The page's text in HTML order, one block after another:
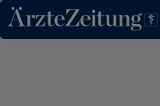
Direkt zum Inhaltsbereich